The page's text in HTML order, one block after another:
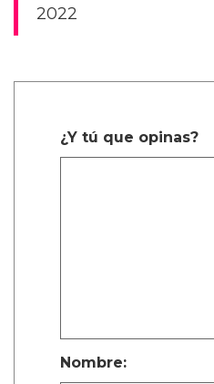
2022
¿Y tú que opinas?
Nombre: